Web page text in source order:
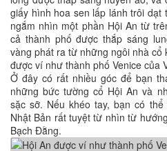
giấy hình hoa sen lấp lánh trôi dạt
ngắm nhìn một phần Hội An từ
cả thành phố được thắp sáng
vàng phát ra từ những ngôi nhà cổ
được ví như thành phố Venice của
Ở đây có rất nhiều góc để bạn
những bức tường cổ Hội An và
sặc sỡ. Nếu khéo tay, bạn có
Nhật Bản rất tuyệt từ nhìn từ
Bạch Đằng.